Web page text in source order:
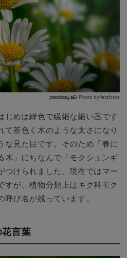
Photo byfietzfotos
じめは緑色で繊細な細い茎です
て茶色く木のような太さになり
な見た目です。そのため「春に
木」にちなんで「モクシュンギ
つけられました。現在ではマー
すが、植物分類上はキク科モク
呼び名が残っています。
言葉